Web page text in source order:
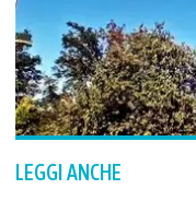
LEGGI ANCHE